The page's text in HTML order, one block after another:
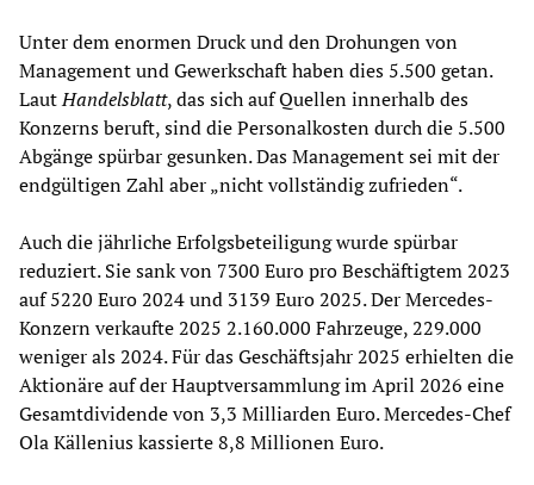
Unter dem enormen Druck und den Drohungen von
Management und Gewerkschaft haben dies 5.500 getan.
LautHandelsblatt, das sich auf Quellen innerhalb des
Konzerns beruft, sind die Personalkosten durch die 5.500
Abgänge spürbar gesunken. Das Management sei mit der
endgültigen Zahl aber „nicht vollständig zufrieden“.
Auch die jährliche Erfolgsbeteiligung wurde spürbar
reduziert. Sie sank von 7300 Euro pro Beschäftigtem 2023
auf 5220 Euro 2024 und 3139 Euro 2025. Der Mercedes-
Konzern verkaufte 2025 2.160.000 Fahrzeuge, 229.000
weniger als 2024. Für das Geschäftsjahr 2025 erhielten die
Aktionäre auf der Hauptversammlung im April 2026 eine
Gesamtdividende von 3,3 Milliarden Euro. Mercedes-Chef
Ola Källenius kassierte 8,8 Millionen Euro.